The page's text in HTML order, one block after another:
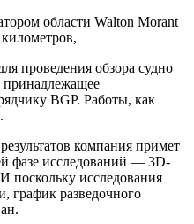
области Walton Morant
проведения обзора судно
принадлежащее
BGP. Работы, как
компания примет
фазе исследований — 3D-
поскольку исследования
график разведочного